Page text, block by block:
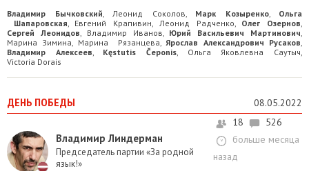
Владимир Бычковский, Леонид Соколов, Марк Козыренко, Ольга
Шапаровская, Евгений Крапивин, Леонид Радченко, Олег Озернов,
Сергей Леонидов, Владимир Иванов, Юрий Васильевич Мартинович,
Марина Зимина, Марина Рязанцева,Ярослав Александрович Русаков,
Владимир Алексеев, Kęstutis Čeponis, Ольга Яковлевна Саутыч,
Victoria Dorais
ДЕНЬ ПОБЕДЫ 08.05.2022
Владимир Линдерман
Председатель партии «За родной
язык!»
18
526
больше месяца
назад